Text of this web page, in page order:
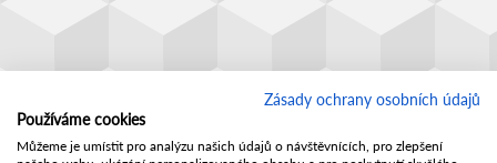
Zásady ochrany osobních údajů
Používáme cookies
Můžeme je umístit pro analýzu našich údajů o návštěvnících, pro zlepšení